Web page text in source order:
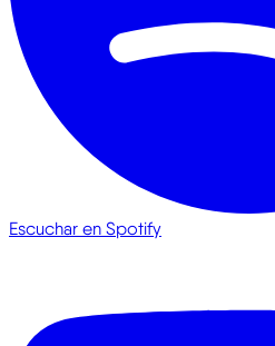
Escuchar en Spotify